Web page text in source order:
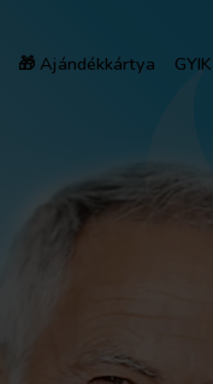
🎁 Ajándékkártya GYIK